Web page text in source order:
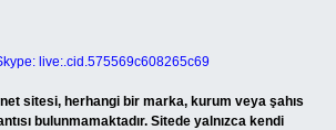
live:.cid.575569c608265c69
sitesi, herhangi bir marka, kurum veya şahıs
bulunmamaktadır. Sitede yalnızca kendi